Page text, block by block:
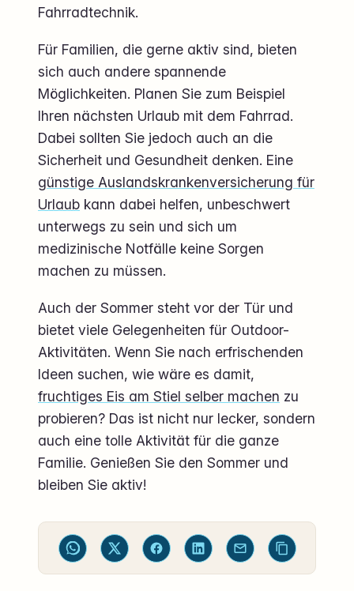
Fahrradtechnik.
Für Familien, die gerne aktiv sind, bieten
sich auch andere spannende
Möglichkeiten. Planen Sie zum Beispiel
Ihren nächsten Urlaub mit dem Fahrrad.
Dabei sollten Sie jedoch auch an die
Sicherheit und Gesundheit denken. Eine
günstige Auslandskrankenversicherung für
Urlaub kann dabei helfen, unbeschwert
unterwegs zu sein und sich um
medizinische Notfälle keine Sorgen
machen zu müssen.
Auch der Sommer steht vor der Tür und
bietet viele Gelegenheiten für Outdoor-
Aktivitäten. Wenn Sie nach erfrischenden
Ideen suchen, wie wäre es damit,
fruchtiges Eis am Stiel selber machen zu
probieren? Das ist nicht nur lecker, sondern
auch eine tolle Aktivität für die ganze
Familie. Genießen Sie den Sommer und
bleiben Sie aktiv!